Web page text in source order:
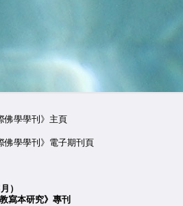
佛學學刊》主頁
佛學學刊》電子期刊頁
）
寫本研究》專刊